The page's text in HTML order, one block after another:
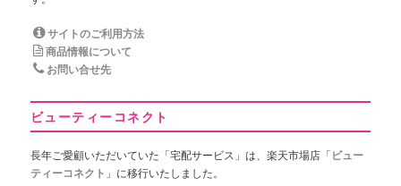
サイトのご利用方法
商品情報について
お問い合せ先
ビューティーコネクト
長年ご愛顧いただいていた「宅配サービス」は、楽天市場店「ビュー
ティーコネクト 」に移行いたしました。